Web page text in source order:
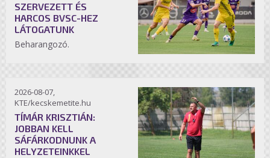
SZERVEZETT ÉS
HARCOS BVSC-HEZ
LÁTOGATUNK
Beharangozó.
2026-08-07,
KTE/kecskemetite.hu
TÍMÁR KRISZTIÁN:
JOBBAN KELL
SÁFÁRKODNUNK A
HELYZETEINKKEL